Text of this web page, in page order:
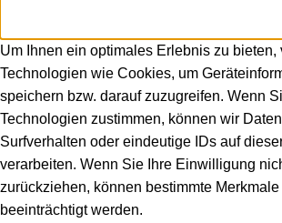
Um Ihnen ein optimales Erlebnis zu bieten,
Technologien wie Cookies, um
speichern bzw. darauf zuzugreifen. Wenn
Technologien zustimmen, können wir
Surfverhalten oder eindeutige IDs auf
verarbeiten. Wenn Sie Ihre Einwilligung
zurückziehen, können bestimmte
beeinträchtigt werden.